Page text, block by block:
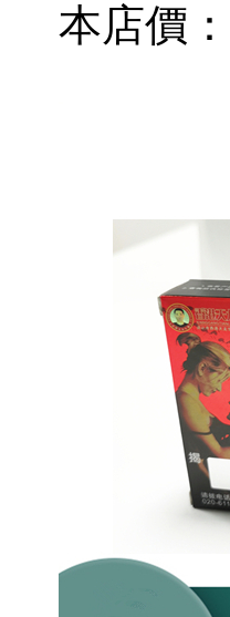
本店價：